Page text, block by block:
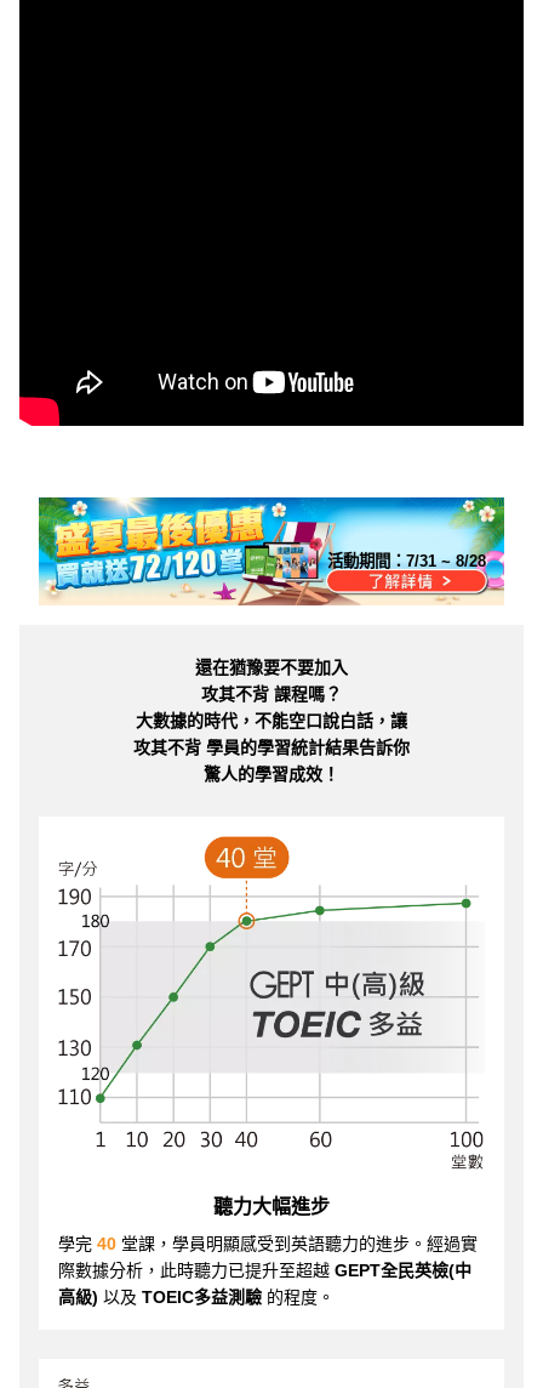
活動期間：7/31 ~ 8/28
還在猶豫要不要加入
攻其不背 課程嗎？
大數據的時代，不能空口說白話，讓
攻其不背 學員的學習統計結果告訴你
驚人的學習成效！
聽力大幅進步
學完 40 堂課，學員明顯感受到英語聽力的進步。經過實
際數據分析，此時聽力已提升至超越 GEPT全民英檢(中
高級) 以及 TOEIC多益測驗 的程度。